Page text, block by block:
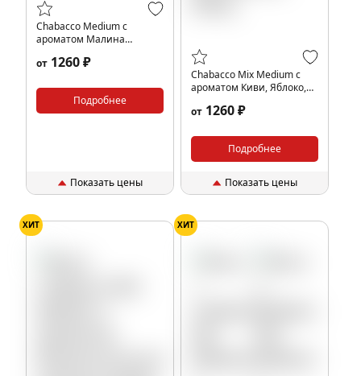
Chabacco Medium с
ароматом Малина
от 1260 ₽
Подробнее
Показать цены
Chabacco Mix Medium с
ароматом Киви, Яблоко,
gooseberry), 200гр.
от 1260 ₽
Подробнее
Показать цены
ХИТ ХИТ